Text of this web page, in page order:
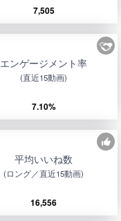
7,505
エンゲージメント率
(直近15動画)
7.10%
平均いいね数
(ロング／直近15動画)
16,556